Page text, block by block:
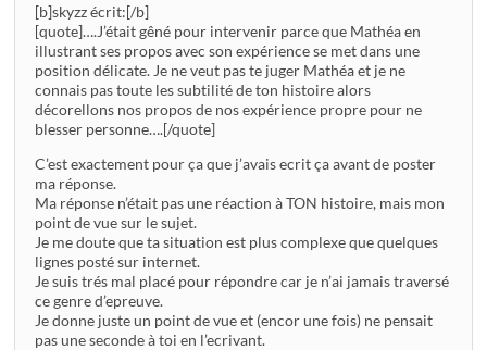
[b]skyzz écrit:[/b]
[quote]….J’était gêné pour intervenir parce que Mathéa en
illustrant ses propos avec son expérience se met dans une
position délicate. Je ne veut pas te juger Mathéa et je ne
connais pas toute les subtilité de ton histoire alors
décorellons nos propos de nos expérience propre pour ne
blesser personne….[/quote]
C’est exactement pour ça que j’avais ecrit ça avant de poster
ma réponse.
Ma réponse n’était pas une réaction à TON histoire, mais mon
point de vue sur le sujet.
Je me doute que ta situation est plus complexe que quelques
lignes posté sur internet.
Je suis trés mal placé pour répondre car je n’ai jamais traversé
ce genre d’epreuve.
Je donne juste un point de vue et (encor une fois) ne pensait
pas une seconde à toi en l’ecrivant.